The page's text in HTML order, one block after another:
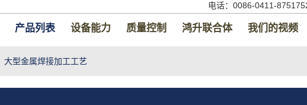
电话：0086-0411-
产品列表 设备能力 质量控制 鸿升联合体 我们的视频
大型金属焊接加工工艺